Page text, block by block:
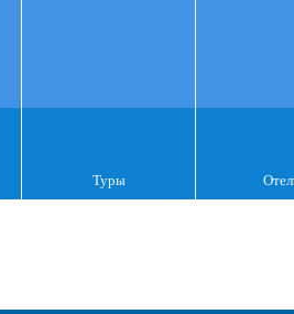
Туры